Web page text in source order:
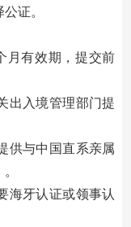
证。
月有效期，提交前
出入境管理部门提
供与中国直系亲属
海牙认证或领事认